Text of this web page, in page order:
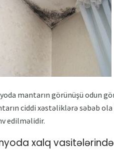
mantarın görünüşü odun
ciddi xəstəliklərə səbəb
edilməlidir.
xalq